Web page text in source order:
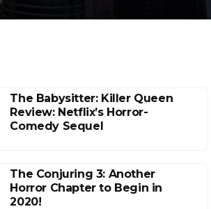
The Babysitter: Killer Queen
Review: Netflix’s Horror-
Comedy Sequel
The Conjuring 3: Another
Horror Chapter to Begin in
2020!